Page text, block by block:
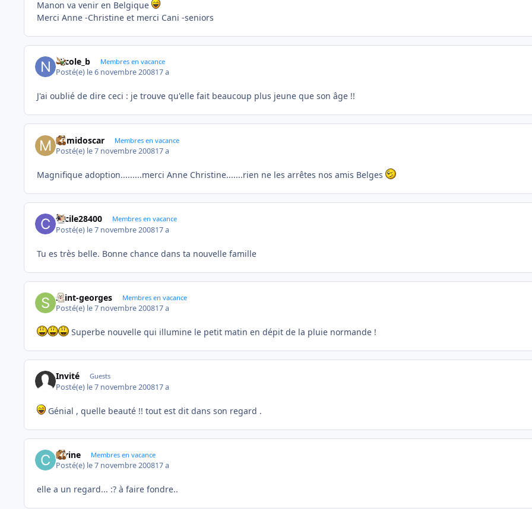
Manon va venir en Belgique
Merci Anne -Christine et merci Cani -seniors
Nicole_b Membres en vacance
Posté(e) le 6 novembre 200817 a
J'ai oublié de dire ceci : je trouve qu'elle fait beaucoup plus jeune que son âge !!
mimidoscar Membres en vacance
Posté(e) le 7 novembre 200817 a
Magnifique adoption.........merci Anne Christine.......rien ne les arrêtes nos amis Belges
cecile28400 Membres en vacance
Posté(e) le 7 novembre 200817 a
Tu es très belle. Bonne chance dans ta nouvelle famille
saint-georges Membres en vacance
Posté(e) le 7 novembre 200817 a
Superbe nouvelle qui illumine le petit matin en dépit de la pluie normande !
Invité Guests
Posté(e) le 7 novembre 200817 a
Génial , quelle beauté !! tout est dit dans son regard .
carine Membres en vacance
Posté(e) le 7 novembre 200817 a
elle a un regard... :? à faire fondre..